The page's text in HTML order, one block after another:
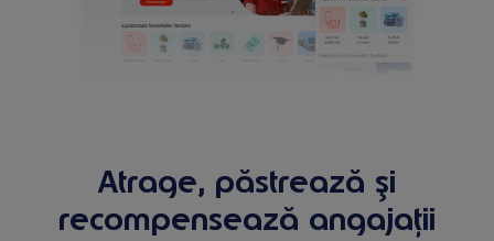
Atrage, păstrează și
recompensează angajații